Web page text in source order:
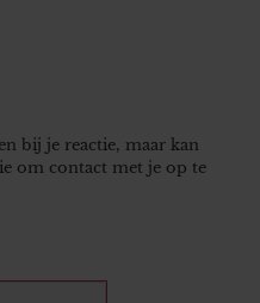
bij je reactie, maar kan
om contact met je op te